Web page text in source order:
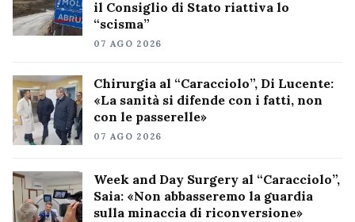
il Consiglio di Stato riattiva lo
“scisma”
07 AGO 2026
Chirurgia al “Caracciolo”, Di Lucente:
«La sanità si difende con i fatti, non
con le passerelle»
07 AGO 2026
Week and Day Surgery al “Caracciolo”,
Saia: «Non abbasseremo la guardia
sulla minaccia di riconversione»